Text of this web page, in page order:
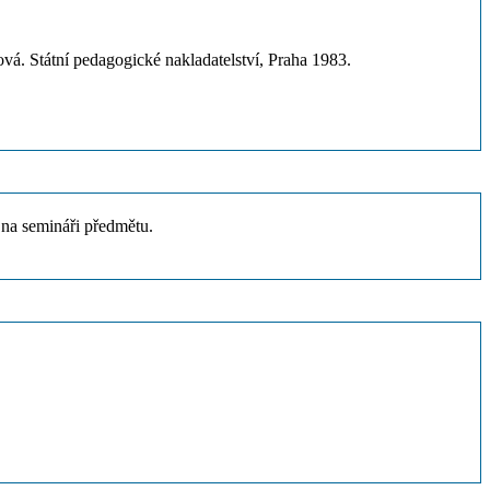
Státní pedagogické nakladatelství, Praha 1983.
semináři předmětu.